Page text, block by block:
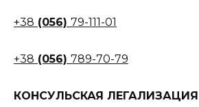
+38 (056) 79-111-01
+38 (056) 789-70-79
КОНСУЛЬСКАЯ